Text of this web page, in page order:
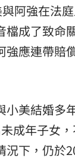
阿強在法
檔成了致命
強應連帶賠
小美結婚多
成年子女
況下，仍於